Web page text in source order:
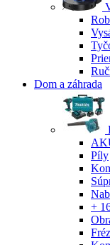
Dom a záhrada
Píly
+